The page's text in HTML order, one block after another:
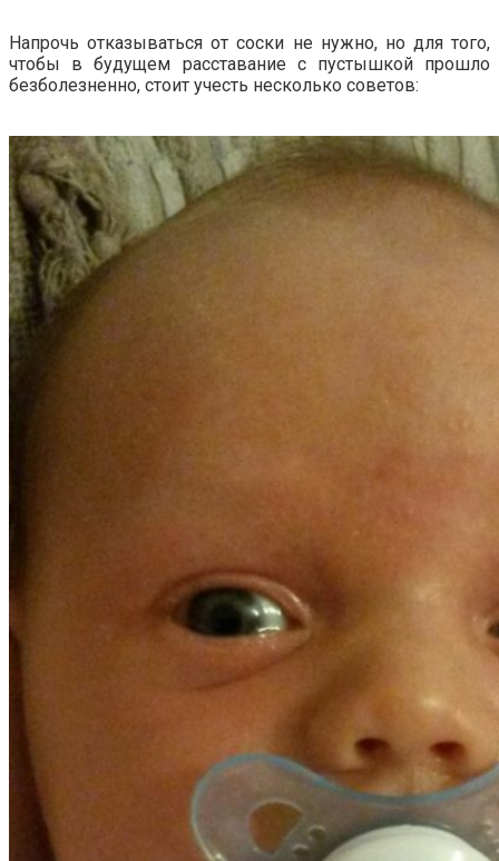
Напрочь отказываться от соски не нужно, но для того,
чтобы в будущем расставание с пустышкой прошло
безболезненно, стоит учесть несколько советов: